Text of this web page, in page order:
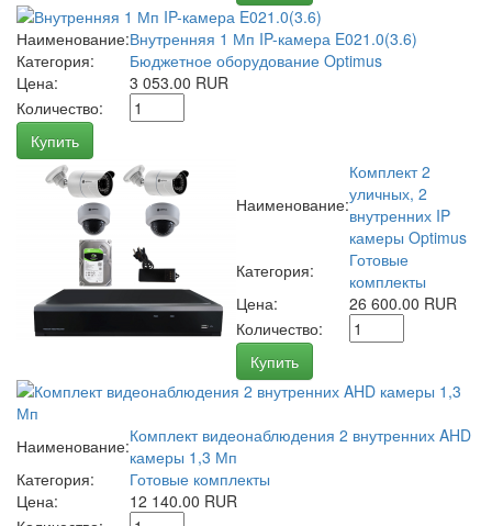
Наименование:Внутренняя 1 Мп IP-камера E021.0(3.6)
Категория:
Бюджетное оборудование Optimus
Цена:
3 053.00 RUR
Количество:
Купить
Наименование:
Комплект 2
уличных, 2
внутренних IP
камеры Optimus
Категория:
Готовые
комплекты
Цена:
26 600.00 RUR
Количество:
Купить
Наименование:Комплект видеонаблюдения 2 внутренних AHD
камеры 1,3 Мп
Категория:
Готовые комплекты
Цена:
12 140.00 RUR